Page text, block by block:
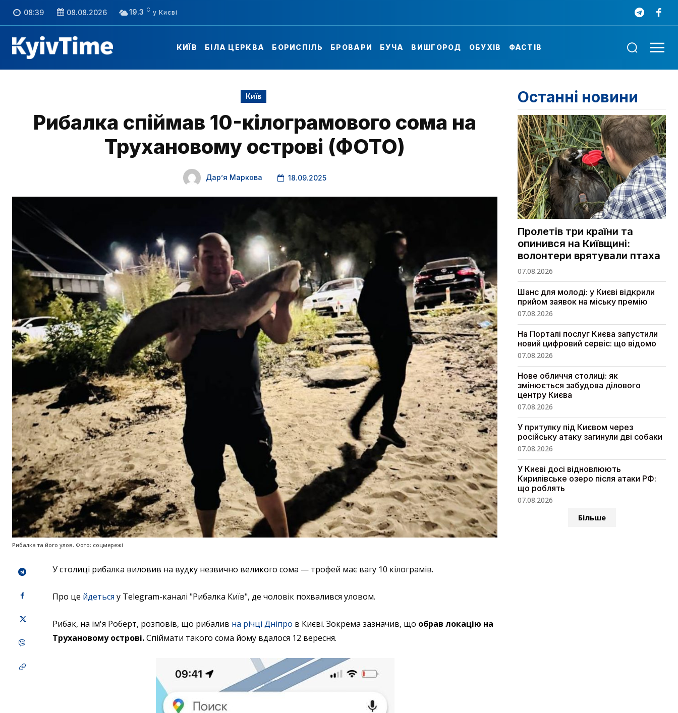
08:39 08.08.2026 19.3 C
КИЇВ БІЛА ЦЕРКВА БОРИСПІЛЬ БРОВАРИ БУЧА ВИШГОРОД ОБУХІВ ФАСТІВ
Київ
Рибалка спіймав 10-кілограмового сома на
Трухановому острові (ФОТО)
Дарʼя Маркова 18.09.2025
Рибалка та його улов. Фото: соцмережі
У столиці рибалка виловив на вудку незвично великого сома — трофей має вагу 10 кілограмів.
Про це йдетьсяу Telegram-каналі "Рибалка Київ", де чоловік похвалився уловом.
Рибак, на ім'я Роберт, розповів, що рибалив на річці Дніпро в Києві. Зокрема зазначив, що обрав локацію на
Трухановому острові.Спіймати такого сома йому вдалося 12 вересня.
Останні новини
Пролетів три країни та
опинився на Київщині:
волонтери врятували птаха
07.08.2026
Шанс для молоді: у Києві відкрили
прийом заявок на міську премію
07.08.2026
На Порталі послуг Києва запустили
новий цифровий сервіс: що відомо
07.08.2026
Нове обличчя столиці: як
змінюється забудова ділового
центру Києва
07.08.2026
У притулку під Києвом через
російську атаку загинули дві собаки
07.08.2026
У Києві досі відновлюють
Кирилівське озеро після атаки РФ:
що роблять
07.08.2026
Більше